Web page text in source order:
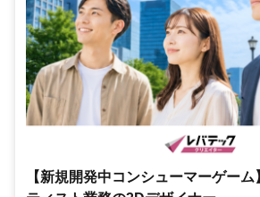
【新規開発中コンシューマーゲー